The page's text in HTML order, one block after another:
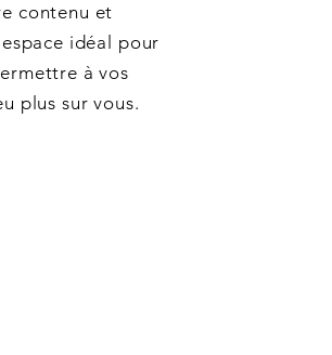
contenu et
idéal pour
à vos
plus sur vous.